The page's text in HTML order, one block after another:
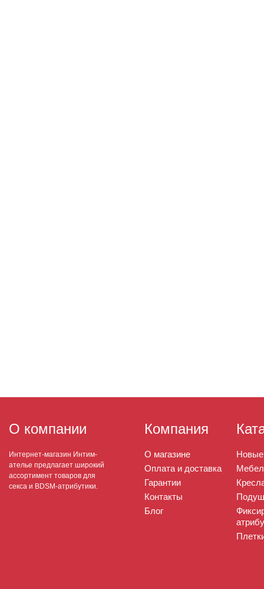
О компании
Интернет-магазин Интим-
ателье предлагает широкий
ассортимент товаров для
секса и BDSM-атрибутики.
Компания
О магазине
Оплата и доставка
Гарантии
Контакты
Блог
Новые